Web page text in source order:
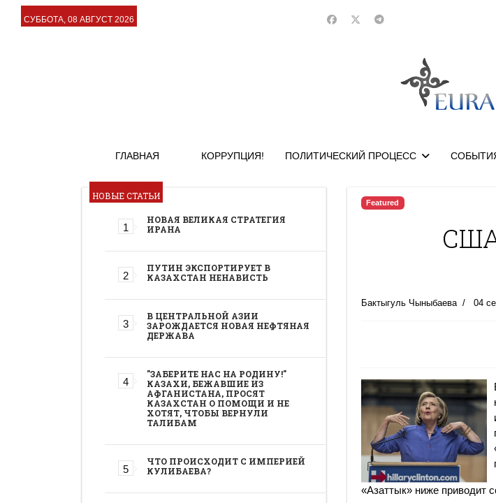
СУББОТА, 08 АВГУСТ 2026
ГЛАВНАЯ КОРРУПЦИЯ! ПОЛИТИЧЕСКИЙ ПРОЦЕСС
НОВЫЕ СТАТЬИ
НОВАЯ ВЕЛИКАЯ СТРАТЕГИЯ
ИРАНА
ПУТИН ЭКСПОРТИРУЕТ В
КАЗАХСТАН НЕНАВИСТЬ
В ЦЕНТРАЛЬНОЙ АЗИИ
ЗАРОЖДАЕТСЯ НОВАЯ НЕФТЯНАЯ
ДЕРЖАВА
"ЗАБЕРИТЕ НАС НА РОДИНУ!"
КАЗАХИ, БЕЖАВШИЕ ИЗ
АФГАНИСТАНА, ПРОСЯТ
КАЗАХСТАН О ПОМОЩИ И НЕ
ХОТЯТ, ЧТОБЫ ВЕРНУЛИ
ТАЛИБАМ
ЧТО ПРОИСХОДИТ С ИМПЕРИЕЙ
КУЛИБАЕВА?
Featured
Бактыгуль Чыныбаева 04
«Азаттык» ниже приводит